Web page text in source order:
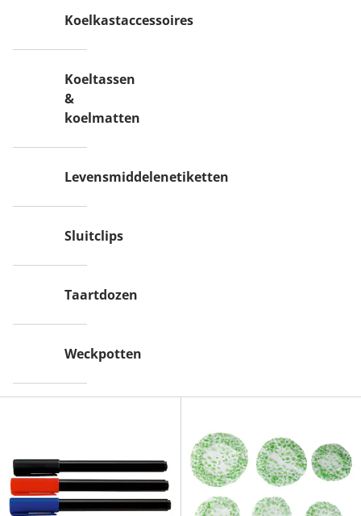
Koelkastaccessoires
Koeltassen
&
koelmatten
Levensmiddelenetiketten
Sluitclips
Taartdozen
Weckpotten